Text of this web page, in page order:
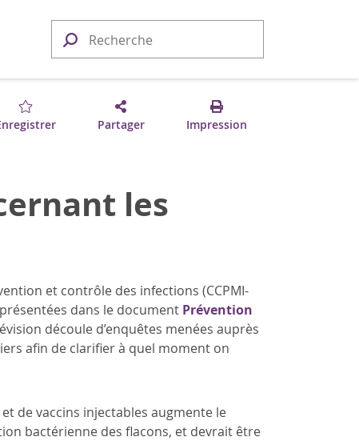
Partager Impression
les
et contrôle des infections (CCPMI-
dans le document Prévention
découle d’enquêtes menées auprès
afin de clarifier à quel moment on
de vaccins injectables augmente le
bactérienne des flacons, et devrait être